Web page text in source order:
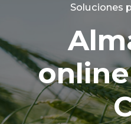
Soluciones